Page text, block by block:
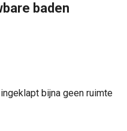
baden
bijna geen ruimte